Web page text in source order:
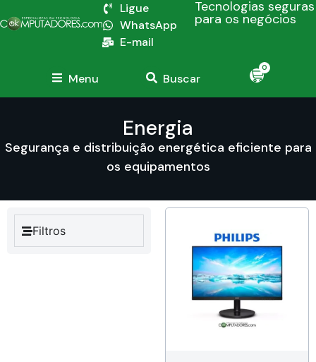
Ligue
WhatsApp
E-mail
Tecnologias seguras
para os negócios
Menu Buscar
0
Energia
Segurança e distribuição energética eficiente para
os equipamentos
Filtros